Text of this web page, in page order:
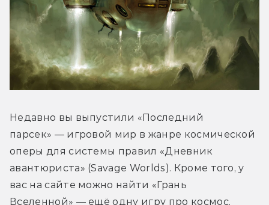
Недавно вы выпустили «Последний
парсек» — игровой мир в жанре космической
оперы для системы правил «Дневник
авантюриста» (Savage Worlds). Кроме того, у
вас на сайте можно найти «Грань
Вселенной» — ещё одну игру про космос.